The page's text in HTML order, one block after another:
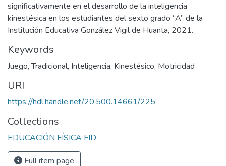
significativamente en el desarrollo de la inteligencia
kinestésica en los estudiantes del sexto grado “A” de la
Institución Educativa González Vigil de Huanta, 2021.
Keywords
Juego,Tradicional, Inteligencia, Kinestésico, Motricidad
URI
https://hdl.handle.net/20.500.14661/225
Collections
EDUCACIÓN FÍSICA FID
Full item page